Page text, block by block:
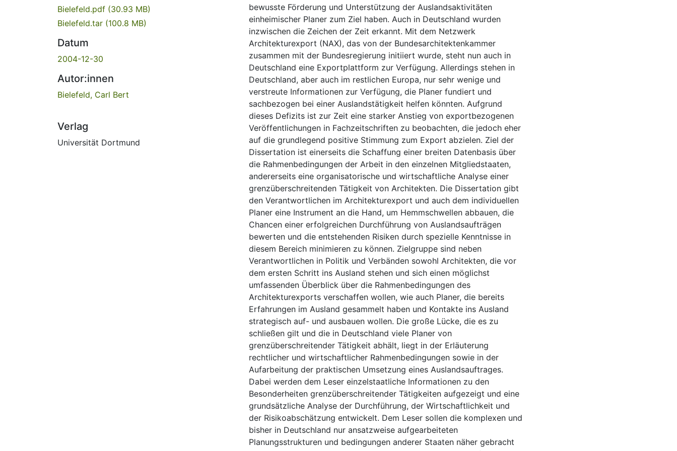
Bielefeld.pdf (30.93 MB)
Bielefeld.tar (100.8 MB)
Datum
2004-12-30
Autor:innen
Bielefeld, Carl Bert
Verlag
Universität Dortmund
bewusste Förderung und Unterstützung der Auslandsaktivitäten
einheimischer Planer zum Ziel haben. Auch in Deutschland wurden
inzwischen die Zeichen der Zeit erkannt. Mit dem Netzwerk
Architekturexport (NAX), das von der Bundesarchitektenkammer
zusammen mit der Bundesregierung initiiert wurde, steht nun auch in
Deutschland eine Exportplattform zur Verfügung. Allerdings stehen in
Deutschland, aber auch im restlichen Europa, nur sehr wenige und
verstreute Informationen zur Verfügung, die Planer fundiert und
sachbezogen bei einer Auslandstätigkeit helfen könnten. Aufgrund
dieses Defizits ist zur Zeit eine starker Anstieg von exportbezogenen
Veröffentlichungen in Fachzeitschriften zu beobachten, die jedoch eher
auf die grundlegend positive Stimmung zum Export abzielen. Ziel der
Dissertation ist einerseits die Schaffung einer breiten Datenbasis über
die Rahmenbedingungen der Arbeit in den einzelnen Mitgliedstaaten,
andererseits eine organisatorische und wirtschaftliche Analyse einer
grenzüberschreitenden Tätigkeit von Architekten. Die Dissertation gibt
den Verantwortlichen im Architekturexport und auch dem individuellen
Planer eine Instrument an die Hand, um Hemmschwellen abbauen, die
Chancen einer erfolgreichen Durchführung von Auslandsaufträgen
bewerten und die entstehenden Risiken durch spezielle Kenntnisse in
diesem Bereich minimieren zu können. Zielgruppe sind neben
Verantwortlichen in Politik und Verbänden sowohl Architekten, die vor
dem ersten Schritt ins Ausland stehen und sich einen möglichst
umfassenden Überblick über die Rahmenbedingungen des
Architekturexports verschaffen wollen, wie auch Planer, die bereits
Erfahrungen im Ausland gesammelt haben und Kontakte ins Ausland
strategisch auf- und ausbauen wollen. Die große Lücke, die es zu
schließen gilt und die in Deutschland viele Planer von
grenzüberschreitender Tätigkeit abhält, liegt in der Erläuterung
rechtlicher und wirtschaftlicher Rahmenbedingungen sowie in der
Aufarbeitung der praktischen Umsetzung eines Auslandsauftrages.
Dabei werden dem Leser einzelstaatliche Informationen zu den
Besonderheiten grenzüberschreitender Tätigkeiten aufgezeigt und eine
grundsätzliche Analyse der Durchführung, der Wirtschaftlichkeit und
der Risikoabschätzung entwickelt. Dem Leser sollen die komplexen und
bisher in Deutschland nur ansatzweise aufgearbeiteten
Planungsstrukturen und bedingungen anderer Staaten näher gebracht